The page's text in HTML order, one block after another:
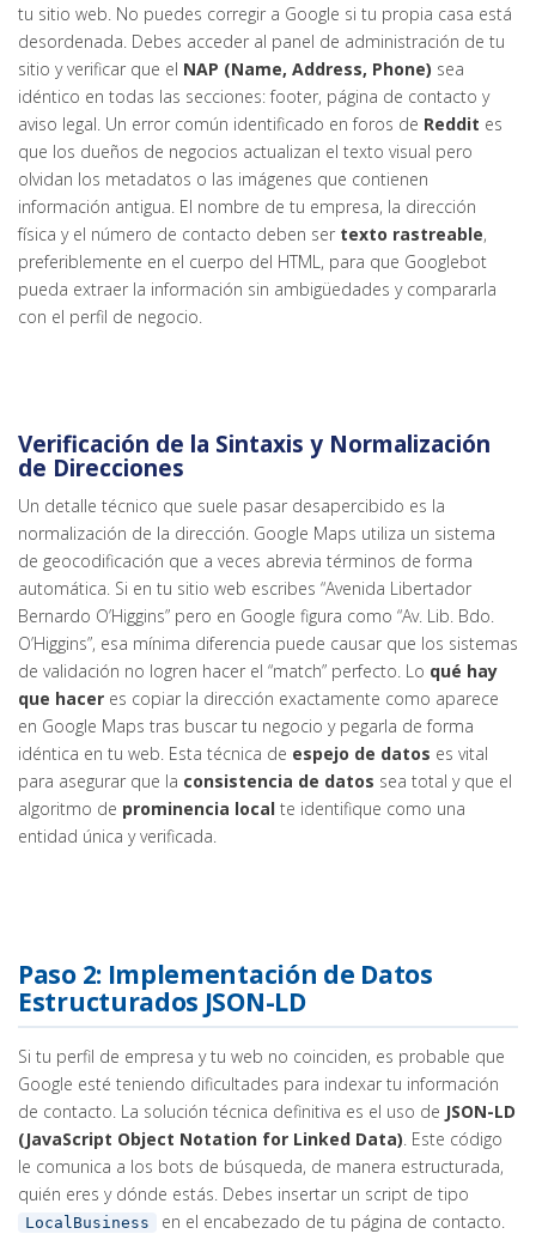
tu sitio web. No puedes corregir a Google si tu propia casa está
desordenada. Debes acceder al panel de administración de tu
sitio y verificar que el NAP (Name, Address, Phone) sea
idéntico en todas las secciones: footer, página de contacto y
aviso legal. Un error común identificado en foros de Reddit es
que los dueños de negocios actualizan el texto visual pero
olvidan los metadatos o las imágenes que contienen
información antigua. El nombre de tu empresa, la dirección
física y el número de contacto deben ser texto rastreable,
preferiblemente en el cuerpo del HTML, para que Googlebot
pueda extraer la información sin ambigüedades y compararla
con el perfil de negocio.
Verificación de la Sintaxis y Normalización
de Direcciones
Un detalle técnico que suele pasar desapercibido es la
normalización de la dirección. Google Maps utiliza un sistema
de geocodificación que a veces abrevia términos de forma
automática. Si en tu sitio web escribes “Avenida Libertador
Bernardo O’Higgins” pero en Google figura como “Av. Lib. Bdo.
O’Higgins”, esa mínima diferencia puede causar que los sistemas
de validación no logren hacer el “match” perfecto. Lo qué hay
que hacer es copiar la dirección exactamente como aparece
en Google Maps tras buscar tu negocio y pegarla de forma
idéntica en tu web. Esta técnica de espejo de datos es vital
para asegurar que la consistencia de datos sea total y que el
algoritmo de prominencia local te identifique como una
entidad única y verificada.
Paso 2: Implementación de Datos
Estructurados JSON-LD
Si tu perfil de empresa y tu web no coinciden, es probable que
Google esté teniendo dificultades para indexar tu información
de contacto. La solución técnica definitiva es el uso de JSON-LD
(JavaScript Object Notation for Linked Data) . Este código
le comunica a los bots de búsqueda, de manera estructurada,
quién eres y dónde estás. Debes insertar un script de tipo
LocalBusiness
en el encabezado de tu página de contacto.